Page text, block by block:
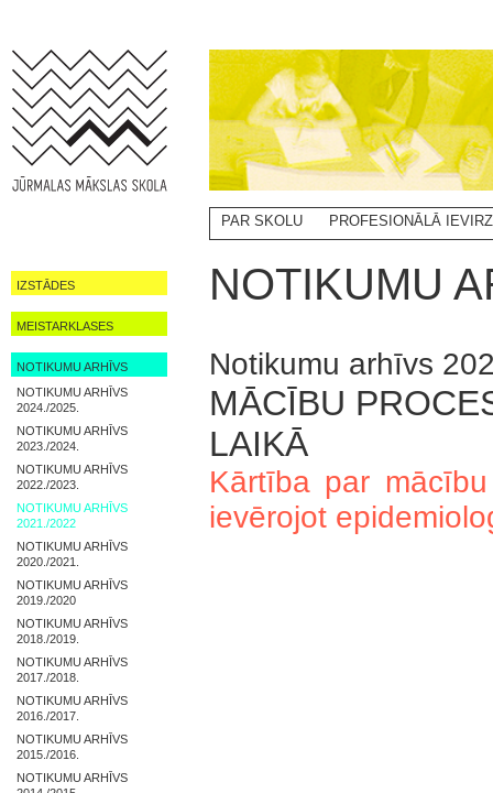
IZSTĀDES
MEISTARKLASES
NOTIKUMU ARHĪVS
NOTIKUMU ARHĪVS
2024./2025.
NOTIKUMU ARHĪVS
2023./2024.
NOTIKUMU ARHĪVS
2022./2023.
NOTIKUMU ARHĪVS
2021./2022
NOTIKUMU ARHĪVS
2020./2021.
NOTIKUMU ARHĪVS
2019./2020
NOTIKUMU ARHĪVS
2018./2019.
NOTIKUMU ARHĪVS
2017./2018.
NOTIKUMU ARHĪVS
2016./2017.
NOTIKUMU ARHĪVS
2015./2016.
NOTIKUMU ARHĪVS
PAR SKOLU
PROFESIONĀLĀ
NOTIKUMU
Notikumu arhīvs
MĀCĪBU
LAIKĀ
Kārtība par
ievērojot